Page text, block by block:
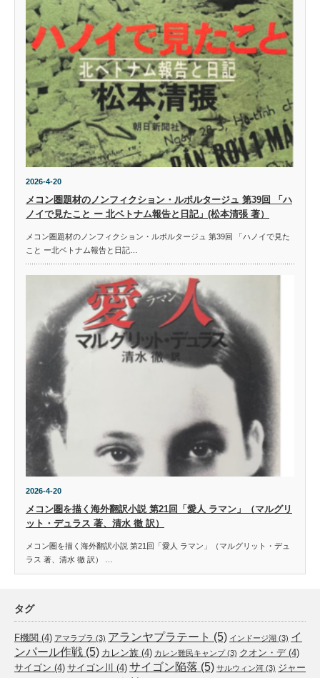
2026-4-20
メコン圏題材のノンフィクション・ルポルタージュ 第39回 「ハ
ノイで見たこと ー 北ベトナム報告と日記」(松本清張 著）
メコン圏題材のノンフィクション・ルポルタージュ 第39回 「ハノイで見た
こと ー北ベトナム報告と日記…
2026-4-20
メコン圏を描く海外翻訳小説 第21回「愛人 ラマン」（マルグリ
ット・デュラス 著、清水 徹 訳）
メコン圏を描く海外翻訳小説 第21回「愛人 ラマン」（マルグリット・デュ
ラス 著、清水 徹 訳） …
タグ
F機関 (4) アマラプラ (3) アランヤプラテート (5) インドージ湖 (3) イ
ンパール作戦 (5) カレン族 (4) カレン難民キャンプ(3) クオン・デ(4)
サイゴン (4) サイゴン川 (4) サイゴン陥落 (5) サルウィン河 (3) ジャー